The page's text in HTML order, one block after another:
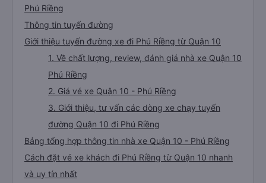
Phú Riềng
Thông tin tuyến đường
Giới thiệu tuyến đường xe đi Phú Riềng từ Quận 10
1. Về chất lượng, review, đánh giá nhà xe Quận 10
Phú Riềng
2. Giá vé xe Quận 10 - Phú Riềng
3. Giới thiệu, tư vấn các dòng xe chạy tuyến
đường Quận 10 đi Phú Riềng
Bảng tổng hợp thông tin nhà xe Quận 10 - Phú Riềng
Cách đặt vé xe khách đi Phú Riềng từ Quận 10 nhanh
và uy tín nhất